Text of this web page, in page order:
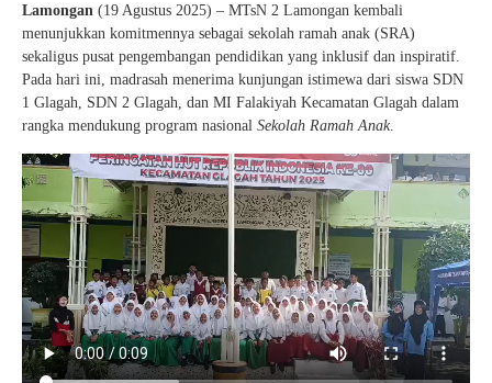
Lamongan (19 Agustus 2025) – MTsN 2 Lamongan kembali
menunjukkan komitmennya sebagai sekolah ramah anak (SRA)
sekaligus pusat pengembangan pendidikan yang inklusif dan inspiratif.
Pada hari ini, madrasah menerima kunjungan istimewa dari siswa SDN
1 Glagah, SDN 2 Glagah, dan MI Falakiyah Kecamatan Glagah dalam
rangka mendukung program nasional Sekolah Ramah Anak.